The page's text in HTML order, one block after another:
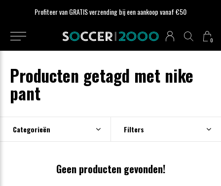
0
Profiteer van GRATIS verzending bij een aankoop vanaf €50
Producten getagd met nike
pant
Categorieën Filters
Geen producten gevonden!